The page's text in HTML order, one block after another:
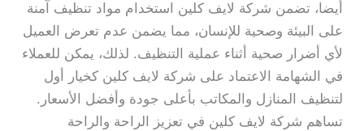
أيضا، تضمن شركة لايف كلين استخدام مواد تنظيف آمنة
على البيئة وصحية للإنسان، مما يضمن عدم تعرض العميل
لأي أضرار صحية أثناء عملية التنظيف. لذلك، يمكن للعملاء
في الشهامة الاعتماد على شركة لايف كلين كخيار أول
لتنظيف المنازل والمكاتب بأعلى جودة وأفضل الأسعار.
تساهم شركة لايف كلين في تعزيز الراحة والراحة